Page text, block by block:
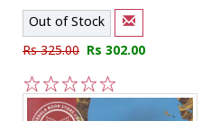
Out of Stock
Rs 325.00 Rs 302.00
5
4
3
2
1